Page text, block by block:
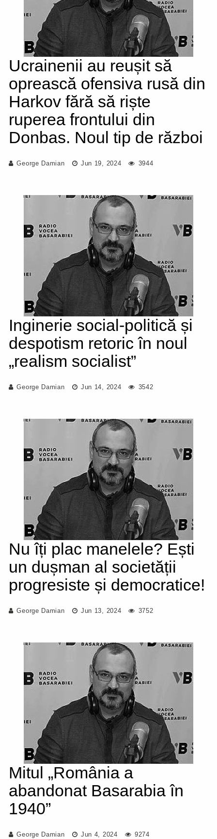
Ucrainenii au reușit să
oprească ofensiva rusă din
Harkov fără să riște
ruperea frontului din
Donbas. Noul tip de război
George Damian Jun 19, 2024 3944
Inginerie social-politică și
despotism retoric în noul
„realism socialist”
George Damian Jun 14, 2024 3542
Nu îți plac manelele? Ești
un dușman al societății
progresiste și democratice!
George Damian Jun 13, 2024 3752
Mitul „România a
abandonat Basarabia în
1940”
George Damian Jun 4, 2024 9274